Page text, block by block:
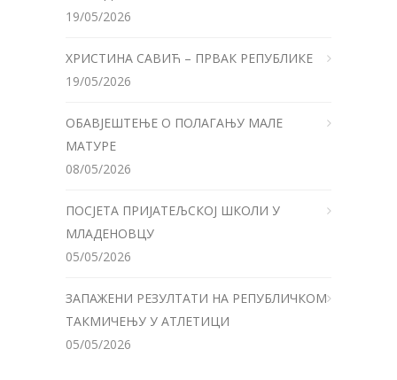
19/05/2026
ХРИСТИНА САВИЋ – ПРВАК РЕПУБЛИКЕ
19/05/2026
ОБАВЈЕШТЕЊЕ О ПОЛАГАЊУ МАЛЕ
МАТУРЕ
08/05/2026
ПОСЈЕТА ПРИЈАТЕЉСКОЈ ШКОЛИ У
МЛАДЕНОВЦУ
05/05/2026
ЗАПАЖЕНИ РЕЗУЛТАТИ НА РЕПУБЛИЧКОМ
ТАКМИЧЕЊУ У АТЛЕТИЦИ
05/05/2026